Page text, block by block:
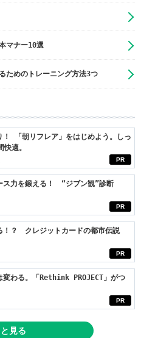
マナー10選
ためのトレーニング方法3つ
PR
！ 「朝リフレア」をはじめよう。しっ
適。
PR
ス力を鍛える！ “ジブン観”診断
PR
！？ クレジットカードの都市伝説
PR
変わる。「Rethink PROJECT」がつ
見る